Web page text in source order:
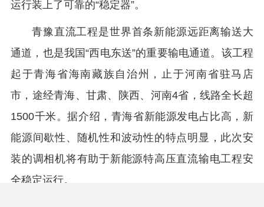
运行装上了可靠的“稳定器”。
青豫直流工程是世界首条新能源远距离输送大
通道，也是我国“西电东送”的重要输电通道。该工程
起于青海省海南藏族自治州，止于河南省驻马店
市，途经青海、甘肃、陕西、河南4省，线路全长超
1500千米。据介绍，青海省新能源发电占比高，新
能源间歇性、随机性和波动性的特点明显，此次安
装的调相机将有助于新能源特高压直流输电工程安
全稳定运行。